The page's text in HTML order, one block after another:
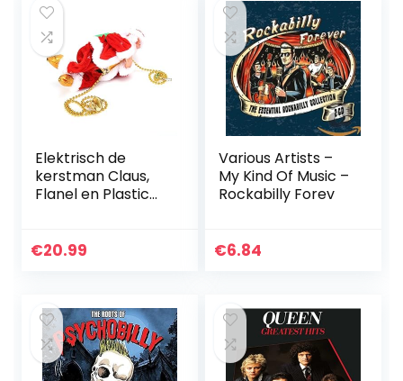
Elektrisch de
kerstman Claus,
Flanel en Plastic
Ontwerp voor
€20.99
Various Artists –
My Kind Of Music –
Rockabilly Forev
€6.84